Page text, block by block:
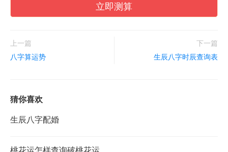
立即测算
上一篇
八字算运势
下一篇
生辰八字时辰查询表
猜你喜欢
生辰八字配婚
桃花运怎样查询破桃花运